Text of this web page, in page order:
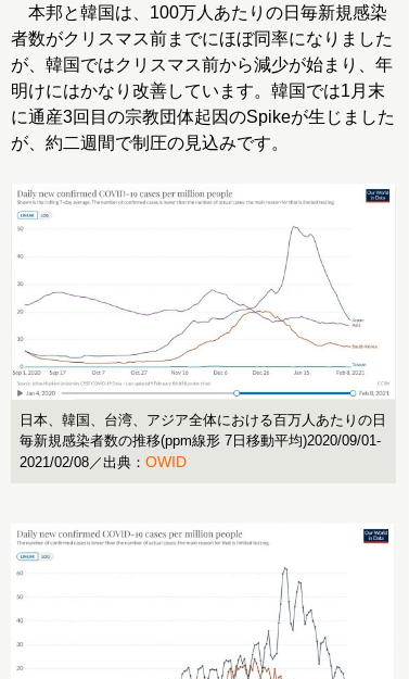
本邦と韓国は、100万人あたりの日毎新規感染
者数がクリスマス前までにほぼ同率になりました
が、韓国ではクリスマス前から減少が始まり、年
明けにはかなり改善しています。韓国では1月末
に通産3回目の宗教団体起因のSpikeが生じました
が、約二週間で制圧の見込みです。
日本、韓国、台湾、アジア全体における百万人あたりの日
毎新規感染者数の推移(ppm線形 7日移動平均)2020/09/01-
2021/02/08／出典： OWID